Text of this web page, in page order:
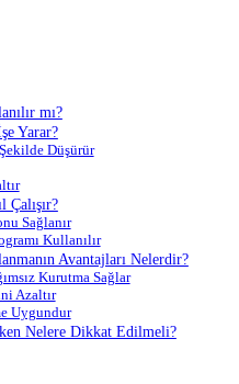
mı?
Yarar?
Düşürür
Çalışır?
Sağlanır
Kullanılır
Avantajları Nelerdir?
Kurutma Sağlar
Azaltır
Uygundur
Nelere Dikkat Edilmeli?